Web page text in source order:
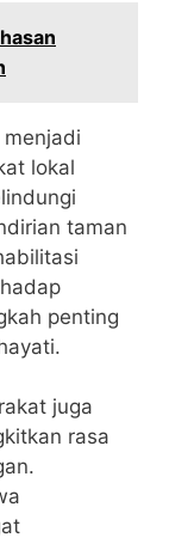
lokal
taman
penting
juga
rasa